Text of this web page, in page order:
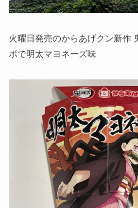
火曜日発売のからあげクン新作
ボで明太マヨネーズ味